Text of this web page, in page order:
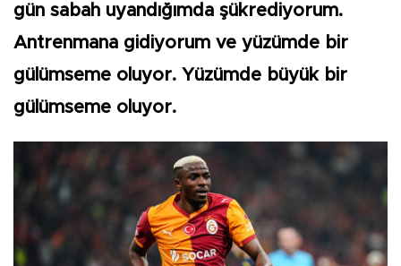
gün sabah uyandığımda şükrediyorum.
Antrenmana gidiyorum ve yüzümde bir
gülümseme oluyor. Yüzümde büyük bir
gülümseme oluyor.